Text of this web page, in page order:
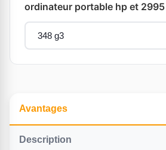
ordinateur portable hp et
Avantages
Description